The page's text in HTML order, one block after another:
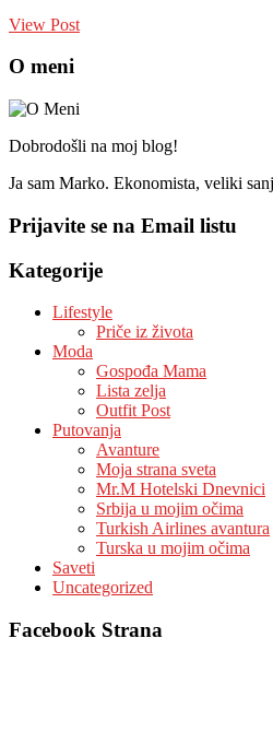
View Post
O meni
Dobrodošli na moj blog!
Ja sam Marko. Ekonomista, veliki
Prijavite se na Email listu
Kategorije
Lifestyle
Priče iz života
Moda
Gospođa Mama
Lista zelja
Outfit Post
Putovanja
Avanture
Moja strana sveta
Mr.M Hotelski Dnevnici
Srbija u mojim očima
Turkish Airlines avantura
Turska u mojim očima
Saveti
Uncategorized
Facebook Strana